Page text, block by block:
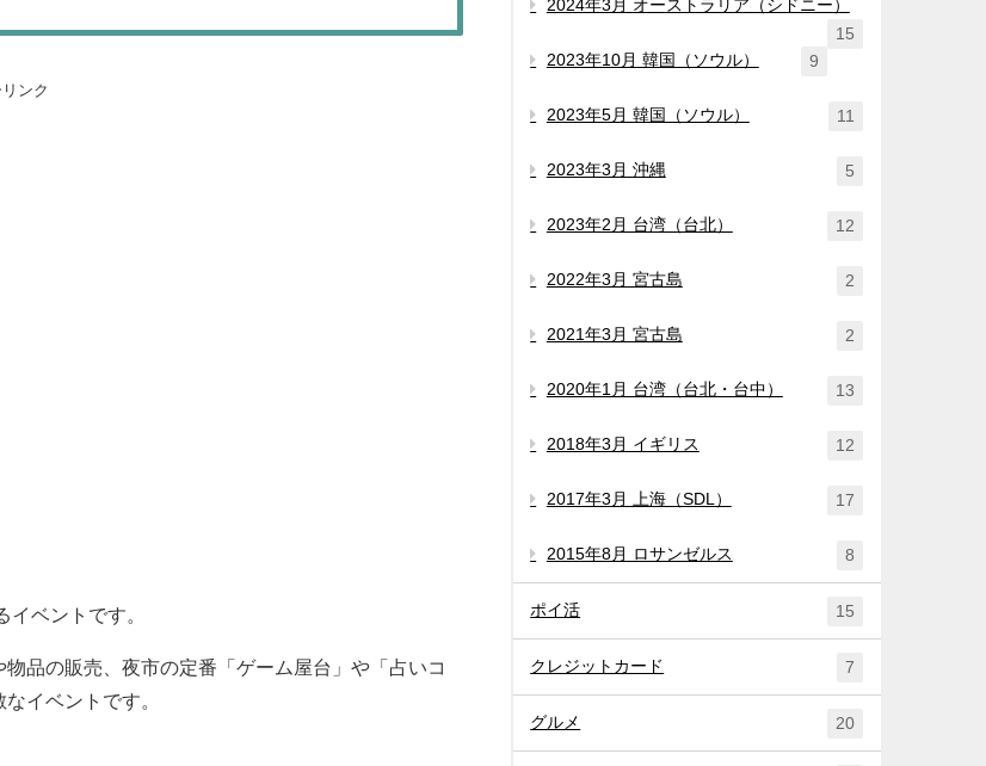
ンク
ベントです。
品の販売、夜市の定番「ゲーム屋台」や「占いコ
イベントです。
2024年3月 オーストラリア（シドニー）
15
2023年10月 韓国（ソウル）
9
2023年5月 韓国（ソウル） 11
2023年3月 沖縄 5
2023年2月 台湾（台北） 12
2022年3月 宮古島 2
2021年3月 宮古島 2
2020年1月 台湾（台北・台中） 13
2018年3月 イギリス 12
2017年3月 上海（SDL） 17
2015年8月 ロサンゼルス 8
ポイ活 15
クレジットカード 7
グルメ 20